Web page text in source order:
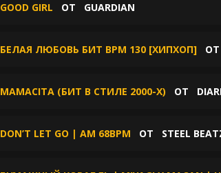
GOOD GIRL ОТ GUARDIAN
БЕЛАЯ ЛЮБОВЬ БИТ BPM 130 [ХИПХОП] ОТ
MAMACITA (БИТ В СТИЛЕ 2000-Х) ОТ
DON’T LET GO | AM 68BPM ОТ STEEL